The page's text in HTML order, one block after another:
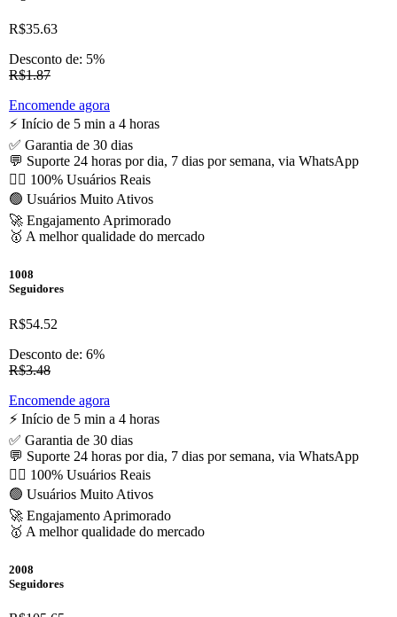
R$35.63
Desconto de: 5%
R$1.87
Encomende agora
⚡️ Início de 5 min a 4 horas
✅ Garantia de 30 dias
💬 Suporte 24 horas por dia, 7 dias por semana, via WhatsApp
🙋‍♂️ 100% Usuários Reais
🟢 Usuários Muito Ativos
🚀 Engajamento Aprimorado
🥇 A melhor qualidade do mercado
1008
Seguidores
R$54.52
Desconto de: 6%
R$3.48
Encomende agora
⚡️ Início de 5 min a 4 horas
✅ Garantia de 30 dias
💬 Suporte 24 horas por dia, 7 dias por semana, via WhatsApp
🙋‍♂️ 100% Usuários Reais
🟢 Usuários Muito Ativos
🚀 Engajamento Aprimorado
🥇 A melhor qualidade do mercado
2008
Seguidores